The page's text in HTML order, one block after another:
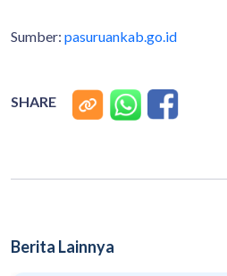
Sumber: pasuruankab.go.id
SHARE
Berita Lainnya